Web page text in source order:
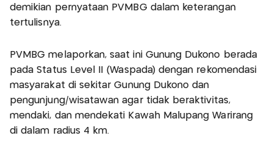
demikian pernyataan PVMBG dalam keterangan
tertulisnya.
PVMBG melaporkan, saat ini Gunung Dukono berada
pada Status Level II (Waspada) dengan rekomendasi
masyarakat di sekitar Gunung Dukono dan
pengunjung/wisatawan agar tidak beraktivitas,
mendaki, dan mendekati Kawah Malupang Warirang
di dalam radius 4 km.